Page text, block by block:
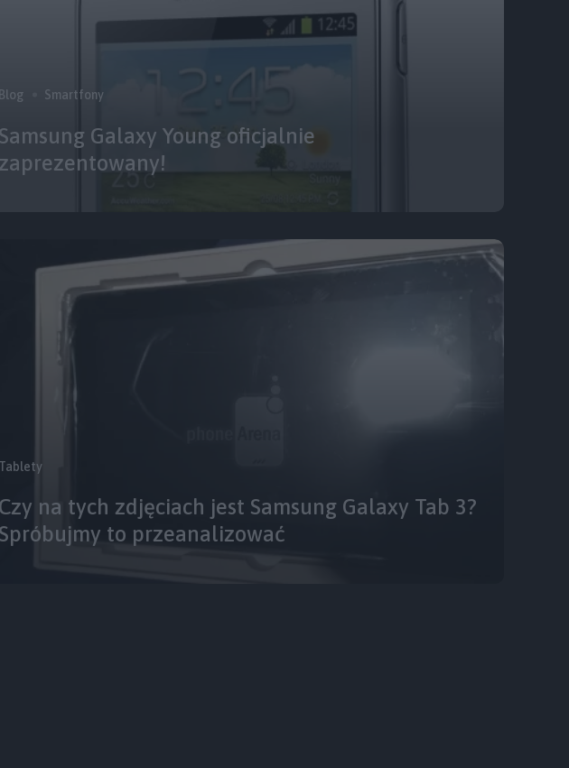
Blog Smartfony
Samsung Galaxy Young oficjalnie
zaprezentowany!
Tablety
Czy na tych zdjęciach jest Samsung Galaxy Tab 3?
Spróbujmy to przeanalizować